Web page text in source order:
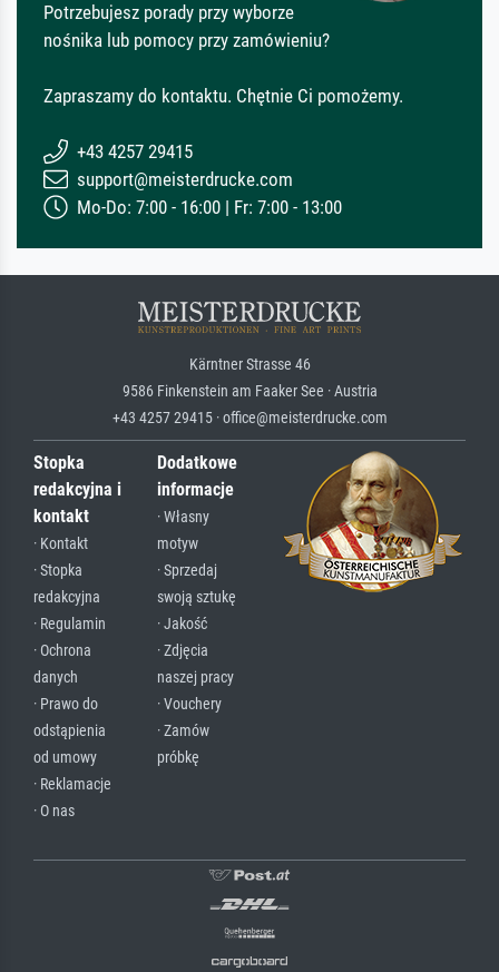
Potrzebujesz porady przy wyborze
nośnika lub pomocy przy zamówieniu?
Zapraszamy do kontaktu. Chętnie Ci pomożemy.
+43 4257 29415
support@meisterdrucke.com
Mo-Do: 7:00 - 16:00 | Fr: 7:00 - 13:00
Kärntner Strasse 46
9586 Finkenstein am Faaker See · Austria
+43 4257 29415 · office@meisterdrucke.com
Stopka
redakcyjna i
kontakt
· Kontakt
· Stopka
redakcyjna
· Regulamin
· Ochrona
danych
· Prawo do
odstąpienia
od umowy
· Reklamacje
· O nas
Dodatkowe
informacje
· Własny
motyw
· Sprzedaj
swoją sztukę
· Jakość
· Zdjęcia
naszej pracy
· Vouchery
· Zamów
próbkę